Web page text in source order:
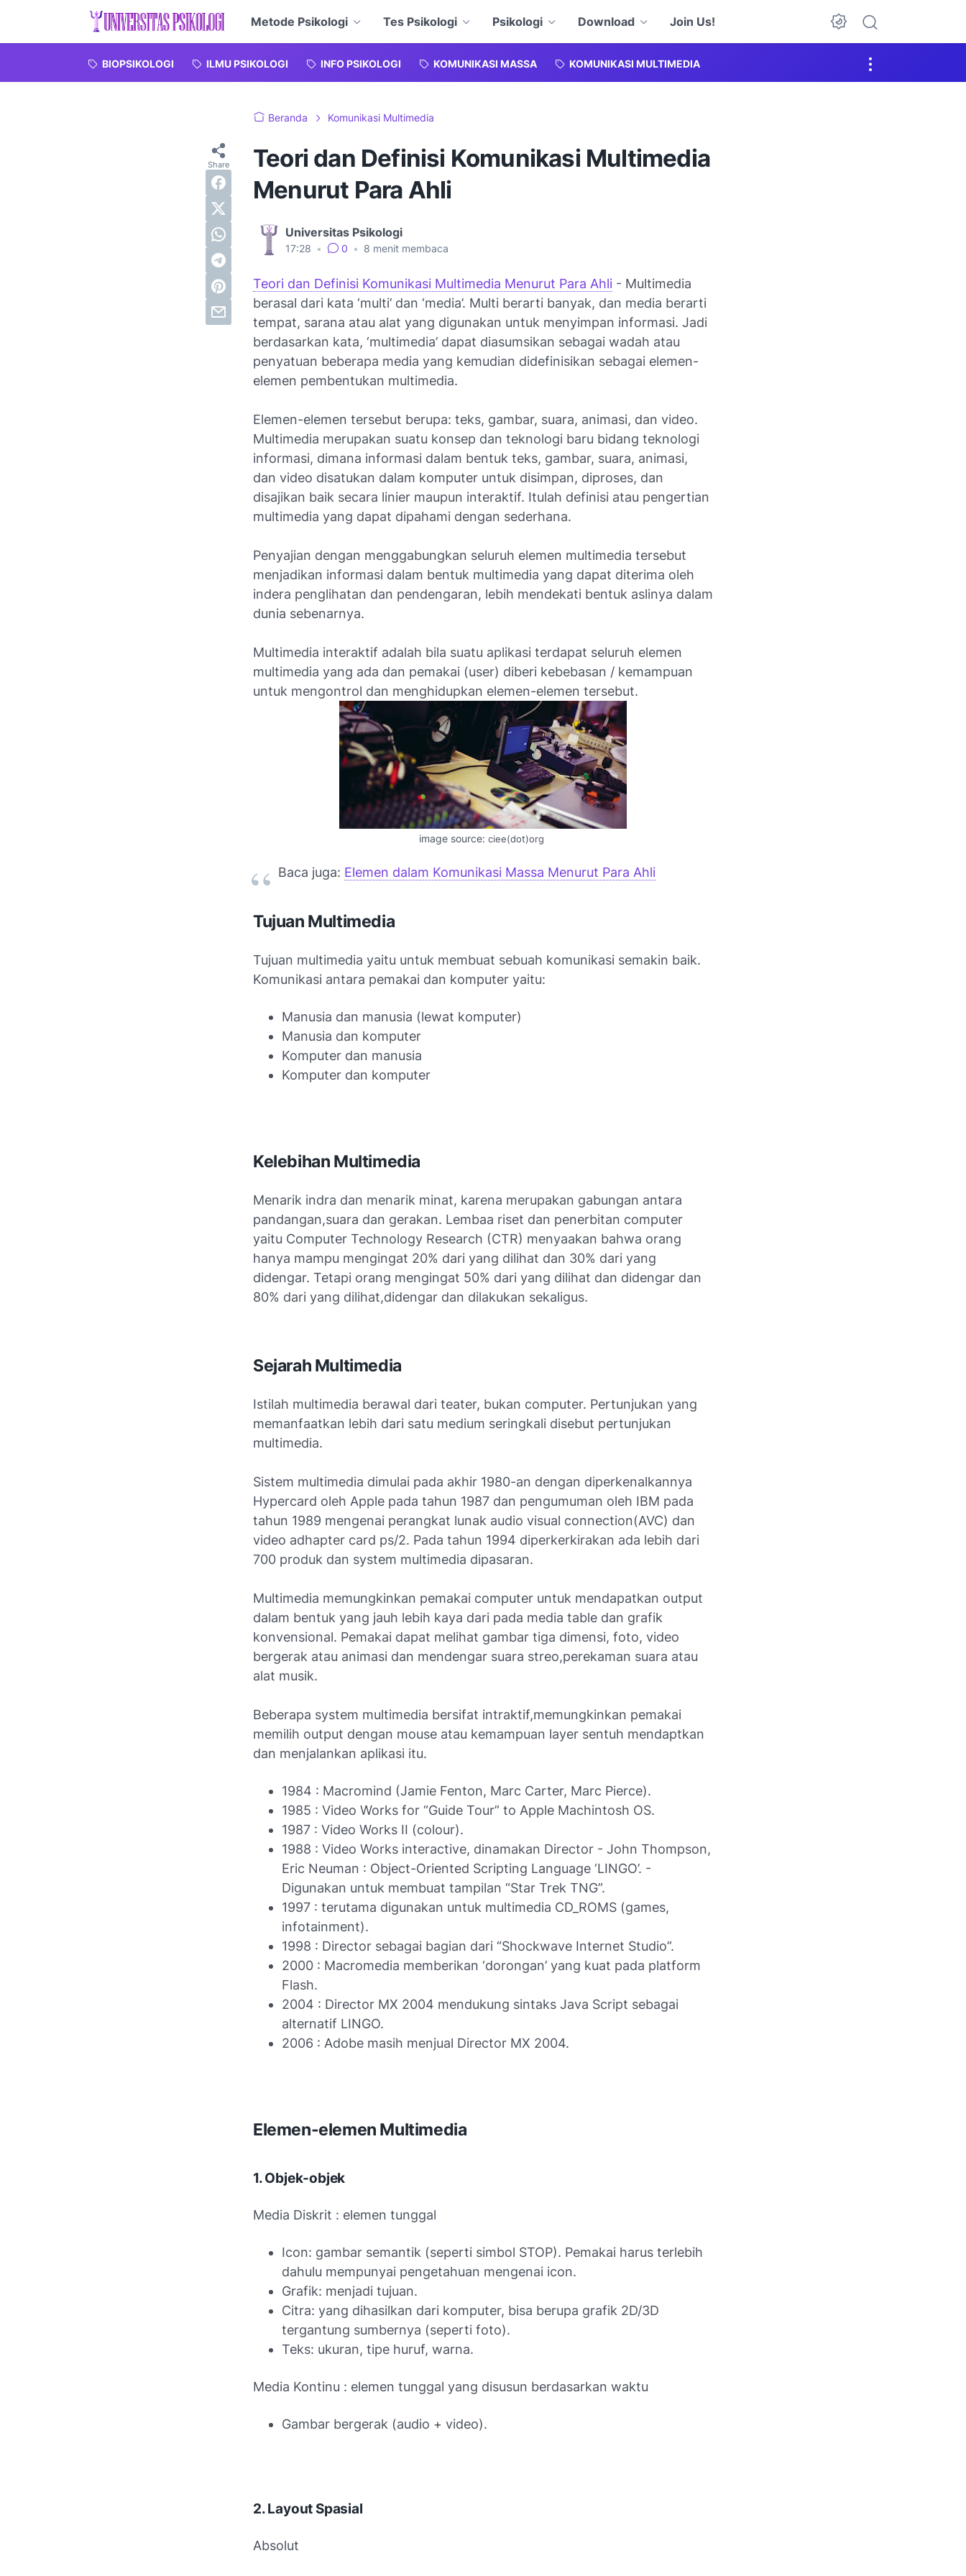
Metode Psikologi Tes Psikologi Psikologi Download Join Us!
Dark Mode
BIOPSIKOLOGI ILMU PSIKOLOGI INFO PSIKOLOGI KOMUNIKASI MASSA KOMUNIKASI MULTIMEDIA
Beranda Komunikasi Multimedia
Teori dan Definisi Komunikasi Multimedia
Menurut Para Ahli
Universitas Psikologi
17:28 • 0 • 8 menit membaca
Teori dan Definisi Komunikasi Multimedia Menurut Para Ahli - Multimedia
berasal dari kata ‘multi’ dan ‘media’. Multi berarti banyak, dan media berarti
tempat, sarana atau alat yang digunakan untuk menyimpan informasi. Jadi
berdasarkan kata, ‘multimedia’ dapat diasumsikan sebagai wadah atau
penyatuan beberapa media yang kemudian didefinisikan sebagai elemen-
elemen pembentukan multimedia.
Elemen-elemen tersebut berupa: teks, gambar, suara, animasi, dan video.
Multimedia merupakan suatu konsep dan teknologi baru bidang teknologi
informasi, dimana informasi dalam bentuk teks, gambar, suara, animasi,
dan video disatukan dalam komputer untuk disimpan, diproses, dan
disajikan baik secara linier maupun interaktif. Itulah definisi atau pengertian
multimedia yang dapat dipahami dengan sederhana.
Penyajian dengan menggabungkan seluruh elemen multimedia tersebut
menjadikan informasi dalam bentuk multimedia yang dapat diterima oleh
indera penglihatan dan pendengaran, lebih mendekati bentuk aslinya dalam
dunia sebenarnya.
Multimedia interaktif adalah bila suatu aplikasi terdapat seluruh elemen
multimedia yang ada dan pemakai (user) diberi kebebasan / kemampuan
untuk mengontrol dan menghidupkan elemen-elemen tersebut.
image source: ciee(dot)org
Baca juga: Elemen dalam Komunikasi Massa Menurut Para Ahli
Tujuan Multimedia
Tujuan multimedia yaitu untuk membuat sebuah komunikasi semakin baik.
Komunikasi antara pemakai dan komputer yaitu:
Manusia dan manusia (lewat komputer)
Manusia dan komputer
Komputer dan manusia
Komputer dan komputer
Kelebihan Multimedia
Menarik indra dan menarik minat, karena merupakan gabungan antara
pandangan,suara dan gerakan. Lembaa riset dan penerbitan computer
yaitu Computer Technology Research (CTR) menyaakan bahwa orang
hanya mampu mengingat 20% dari yang dilihat dan 30% dari yang
didengar. Tetapi orang mengingat 50% dari yang dilihat dan didengar dan
80% dari yang dilihat,didengar dan dilakukan sekaligus.
Sejarah Multimedia
Istilah multimedia berawal dari teater, bukan computer. Pertunjukan yang
memanfaatkan lebih dari satu medium seringkali disebut pertunjukan
multimedia.
Sistem multimedia dimulai pada akhir 1980-an dengan diperkenalkannya
Hypercard oleh Apple pada tahun 1987 dan pengumuman oleh IBM pada
tahun 1989 mengenai perangkat lunak audio visual connection(AVC) dan
video adhapter card ps/2. Pada tahun 1994 diperkerkirakan ada lebih dari
700 produk dan system multimedia dipasaran.
Multimedia memungkinkan pemakai computer untuk mendapatkan output
dalam bentuk yang jauh lebih kaya dari pada media table dan grafik
konvensional. Pemakai dapat melihat gambar tiga dimensi, foto, video
bergerak atau animasi dan mendengar suara streo,perekaman suara atau
alat musik.
Beberapa system multimedia bersifat intraktif,memungkinkan pemakai
memilih output dengan mouse atau kemampuan layer sentuh mendaptkan
dan menjalankan aplikasi itu.
1984 : Macromind (Jamie Fenton, Marc Carter, Marc Pierce).
1985 : Video Works for “Guide Tour” to Apple Machintosh OS.
1987 : Video Works II (colour).
1988 : Video Works interactive, dinamakan Director - John Thompson,
Eric Neuman : Object-Oriented Scripting Language ‘LINGO’. -
Digunakan untuk membuat tampilan “Star Trek TNG”.
1997 : terutama digunakan untuk multimedia CD_ROMS (games,
infotainment).
1998 : Director sebagai bagian dari “Shockwave Internet Studio”.
2000 : Macromedia memberikan ‘dorongan’ yang kuat pada platform
Flash.
2004 : Director MX 2004 mendukung sintaks Java Script sebagai
alternatif LINGO.
2006 : Adobe masih menjual Director MX 2004.
Elemen-elemen Multimedia
1. Objek-objek
Media Diskrit : elemen tunggal
Icon: gambar semantik (seperti simbol STOP). Pemakai harus terlebih
dahulu mempunyai pengetahuan mengenai icon.
Grafik: menjadi tujuan.
Citra: yang dihasilkan dari komputer, bisa berupa grafik 2D/3D
tergantung sumbernya (seperti foto).
Teks: ukuran, tipe huruf, warna.
Media Kontinu : elemen tunggal yang disusun berdasarkan waktu
Gambar bergerak (audio + video).
2. Layout Spasial
Absolut